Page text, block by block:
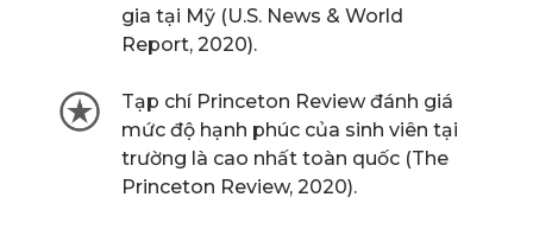
gia tại Mỹ (U.S. News & World
Report, 2020).
Tạp chí Princeton Review đánh giá
mức độ hạnh phúc của sinh viên tại
trường là cao nhất toàn quốc (The
Princeton Review, 2020).